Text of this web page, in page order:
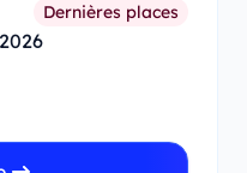
Dernières places
2026